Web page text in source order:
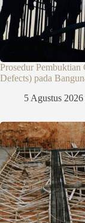
Prosedur
Defects) pada
5 Agustus 2026